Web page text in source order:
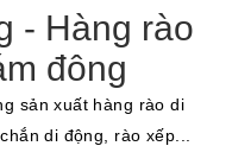
- Hàng rào
đông
sản xuất hàng rào di
di động, rào xếp...